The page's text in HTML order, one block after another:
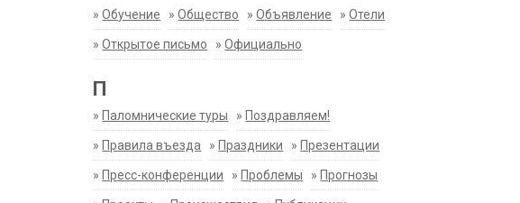
»Обучение »Общество »Объявление »Отели
»Открытое письмо »Официально
П
» Паломнические туры » Поздравляем!
» Правила въезда » Праздники » Презентации
» Пресс-конференции » Проблемы » Прогнозы